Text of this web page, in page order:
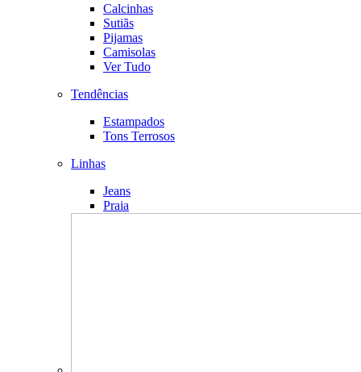
Calcinhas
Sutiãs
Pijamas
Camisolas
Ver Tudo
Tendências
Estampados
Tons Terrosos
Linhas
Jeans
Praia